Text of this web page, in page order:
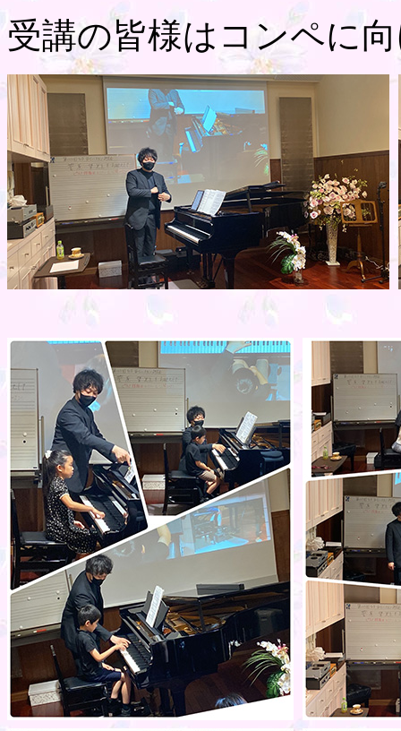
受講の皆様はコンペに